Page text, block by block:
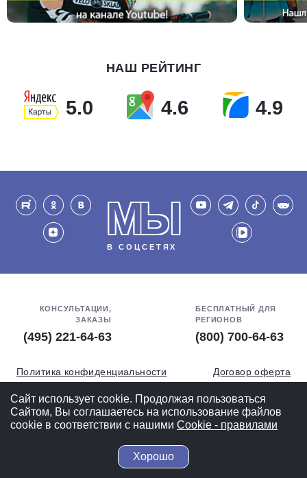
НАШ РЕЙТИНГ
5.0 4.6 4.9
МЫ
В СОЦСЕТЯХ
КОНСУЛЬТАЦИИ,
ЗАКАЗЫ
(495) 221-64-63
БЕСПЛАТНЫЙ ДЛЯ
РЕГИОНОВ
(800) 700-64-63
Политика конфиденциальности
Договор оферта
Обработка персональных данных
СОУТ
Полная версия
© 2004-2026 ВелоСклад.ру - более 20 лет радуем Вас!
Сайт использует cookie. Продолжая пользоваться
Сайтом, Вы соглашаетесь на использование файлов
cookie в соответствии с нашими Cookiе - правилами
Хорошо